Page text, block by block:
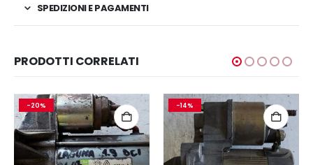
SPEDIZIONI E PAGAMENTI
PRODOTTI CORRELATI
-20% -14%